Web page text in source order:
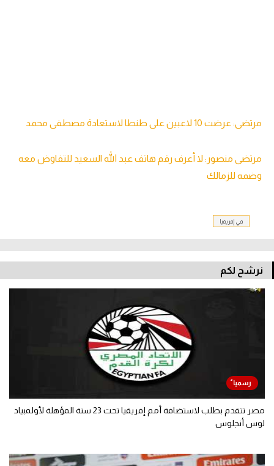
مرتضى: عرضت 10 لاعبين على طنطا لاستعادة مصطفى محمد
مرتضى منصور: لا أعرف رقم هاتف عبد الله السعيد للتفاوض معه
وضمه للزمالك
في إفريقيا
نرشح لكم
مصر تتقدم بطلب لاستضافة أمم إفريقيا تحت 23 سنة المؤهلة لأولمبياد
لوس أنجلوس